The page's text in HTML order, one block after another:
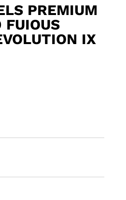
PREMIUM
FUIOUS
IX